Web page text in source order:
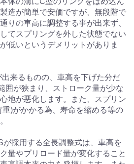
造が簡単で安価ですが、無段階で
りの車高に調整する事が出来ず、
てスプリングを外した状態でない
低いというデメリットがありま
出来るものの、車高を下げた分だ
囲が狭まり、ストローク量が少な
地が悪化します。また、スプリン
)がかかる為、寿命を縮める等の
が採用する全長調整式は、車高を
量やプリロード量が変化すること